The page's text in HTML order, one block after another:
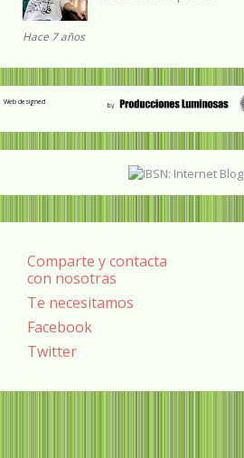
Hace 7 años
Web designed
Comparte y contacta
con nosotras
Te necesitamos
Facebook
Twitter